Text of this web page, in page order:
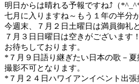
明日からは晴れる予報ですね⤴（*^_^*
七月に入りますね～もう１年の半分
今週末、７月２日土曜日は満員御礼
７月３日日曜日は空きがございます
お待ちしております。
*７月９日語り継ぎたい日本の歌－
撮影不可となります。
*７月２４日ハワイアンイベント出